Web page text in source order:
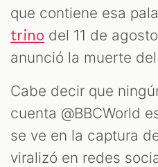
que contiene esa
trino del 11 de
anunció la muerte
Cabe decir que
cuenta @BBCWorld
se ve en la captura
viralizó en redes